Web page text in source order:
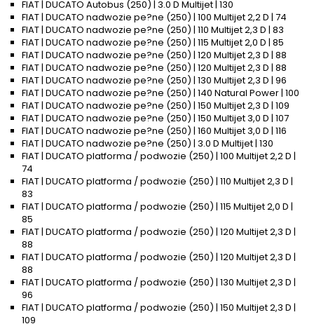
FIAT | DUCATO Autobus (250) | 3.0 D Multijet | 130
FIAT | DUCATO nadwozie pe?ne (250) | 100 Multijet 2,2 D | 74
FIAT | DUCATO nadwozie pe?ne (250) | 110 Multijet 2,3 D | 83
FIAT | DUCATO nadwozie pe?ne (250) | 115 Multijet 2,0 D | 85
FIAT | DUCATO nadwozie pe?ne (250) | 120 Multijet 2,3 D | 88
FIAT | DUCATO nadwozie pe?ne (250) | 120 Multijet 2,3 D | 88
FIAT | DUCATO nadwozie pe?ne (250) | 130 Multijet 2,3 D | 96
FIAT | DUCATO nadwozie pe?ne (250) | 140 Natural Power | 100
FIAT | DUCATO nadwozie pe?ne (250) | 150 Multijet 2,3 D | 109
FIAT | DUCATO nadwozie pe?ne (250) | 150 Multijet 3,0 D | 107
FIAT | DUCATO nadwozie pe?ne (250) | 160 Multijet 3,0 D | 116
FIAT | DUCATO nadwozie pe?ne (250) | 3.0 D Multijet | 130
FIAT | DUCATO platforma / podwozie (250) | 100 Multijet 2,2 D |
74
FIAT | DUCATO platforma / podwozie (250) | 110 Multijet 2,3 D |
83
FIAT | DUCATO platforma / podwozie (250) | 115 Multijet 2,0 D |
85
FIAT | DUCATO platforma / podwozie (250) | 120 Multijet 2,3 D |
88
FIAT | DUCATO platforma / podwozie (250) | 120 Multijet 2,3 D |
88
FIAT | DUCATO platforma / podwozie (250) | 130 Multijet 2,3 D |
96
FIAT | DUCATO platforma / podwozie (250) | 150 Multijet 2,3 D |
109